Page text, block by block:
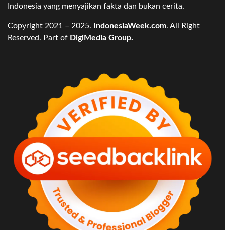
Indonesia yang menyajikan fakta dan bukan cerita.
Copyright 2021 – 2025. IndonesiaWeek.com. All Right
Reserved. Part of DigiMedia Group.